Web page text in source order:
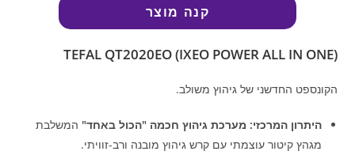
קנה מוצר
TEFAL QT2020EO (IXEO POWER ALL IN ONE)
הקונספט החדשני של גיהוץ משולב.
היתרון המרכזי: מערכת גיהוץ חכמה "הכול באחד" המשלבת
מגהץ קיטור עוצמתי עם קרש גיהוץ מובנה ורב-זוויתי.